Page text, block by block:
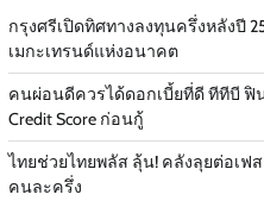
กรุงศรีเปิดทิศทางลงทุนครึ่งหลังปี
เมกะเทรนด์แห่งอนาคต
คนผ่อนดีควรได้ดอกเบี้ยที่ดี ทีทีบี ฟิ
Credit Score ก่อนกู้
ไทยช่วยไทยพลัส ลุ้น! คลังลุยต่อเฟ
คนละครึ่ง